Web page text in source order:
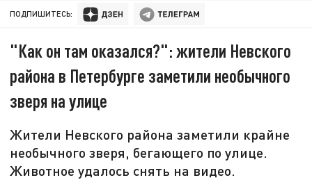
ПОДПИШИТЕСЬ:
"Как он там оказался?": жители Невского
района в Петербурге заметили необычного
зверя на улице
Жители Невского района заметили крайне
необычного зверя, бегающего по улице.
Животное удалось снять на видео.